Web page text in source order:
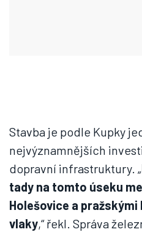
Stavba je podle Kupky
nejvýznamnějších
dopravní infrastruktury. „
tady na tomto úseku
Holešovice a
vlaky,“ řekl. Správa